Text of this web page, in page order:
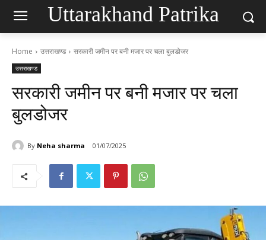
Uttarakhand Patrika
Home उत्तराखण्ड सरकारी जमीन पर बनी मजार पर चला बुलडोजर
उत्तराखण्ड
सरकारी जमीन पर बनी मजार पर चला
बुलडोजर
By Neha sharma 01/07/2025